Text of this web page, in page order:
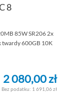
8
85W SR206 2x
twardy 600GB 10K
2 080,00 zł
1 691,06 zł